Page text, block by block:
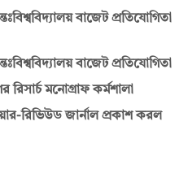
বাজেট প্রতিযোগিতা
বাজেট প্রতিযোগিতা
মনোগ্রাফ কর্মশালা
রিভিউড জার্নাল প্রকাশ করল